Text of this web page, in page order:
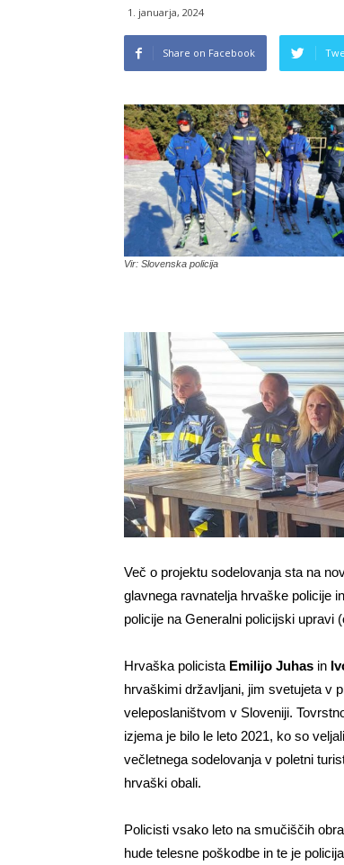
1. januarja, 2024
Share on Facebook
Vir: Slovenska policija
Več o projektu sodelovanja sta na
glavnega ravnatelja hrvaške policije in
policije na Generalni policijski upravi
Hrvaška policista Emilijo Juhas in
hrvaškimi državljani, jim svetujeta v
veleposlaništvom v Sloveniji.
izjema je bilo le leto 2021, ko so
večletnega sodelovanja v poletni
hrvaški obali.
Policisti vsako leto na smučiščih
hude telesne poškodbe in te je